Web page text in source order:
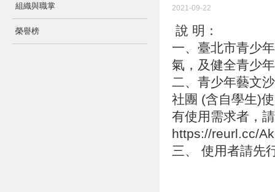
組織與職掌
榮譽榜
2021-09-22
說 明：
一、臺北市青少
氣，及健全青少
二、青少年藝文
社團 (含自學生)
有使用需求者，
https://reurl.cc/
三、 使用者請先